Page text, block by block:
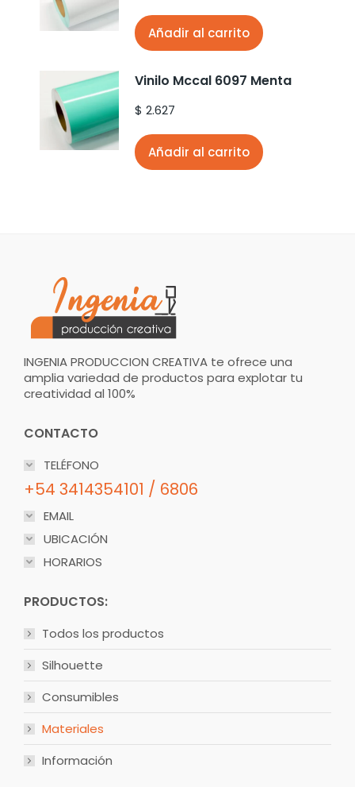
Añadir al carrito
Vinilo Mccal 6097 Menta
$ 2.627
Añadir al carrito
INGENIA PRODUCCION CREATIVA te ofrece una
amplia variedad de productos para explotar tu
creatividad al 100%
CONTACTO
TELÉFONO
+54 3414354101 / 6806
EMAIL
UBICACIÓN
HORARIOS
PRODUCTOS:
Todos los productos
Silhouette
Consumibles
Materiales
Información